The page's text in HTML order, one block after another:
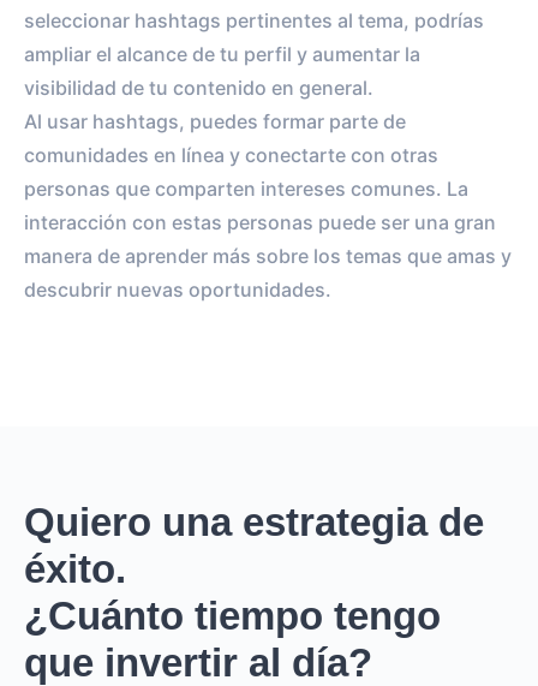
seleccionar hashtags pertinentes al tema, podrías
ampliar el alcance de tu perfil y aumentar la
visibilidad de tu contenido en general.
Al usar hashtags, puedes formar parte de
comunidades en línea y conectarte con otras
personas que comparten intereses comunes. La
interacción con estas personas puede ser una gran
manera de aprender más sobre los temas que amas y
descubrir nuevas oportunidades.
Quiero una estrategia de
éxito.
¿Cuánto tiempo tengo
que invertir al día?